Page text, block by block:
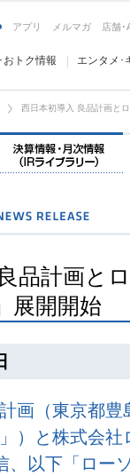
アプリ メルマガ 店舗･
おトク情報 エンタメ･
西日本初導入 良品計画と
業情報
品計画と
展開開始
画（東京都
）と株式会
、以下「ロ